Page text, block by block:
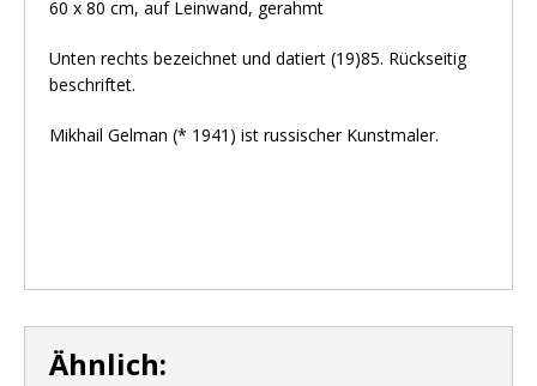
60 x 80 cm, auf Leinwand, gerahmt
Unten rechts bezeichnet und datiert (19)85. Rückseitig
beschriftet.
Mikhail Gelman (* 1941) ist russischer Kunstmaler.
Ähnlich: